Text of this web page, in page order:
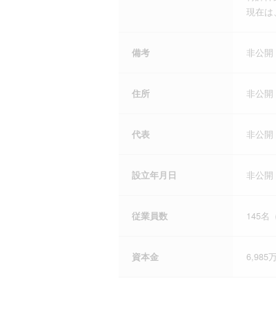
現在は
備考 非公開
住所 非公開
代表 非公開
設立年月日 非公開
従業員数 145名
資本金 6,985